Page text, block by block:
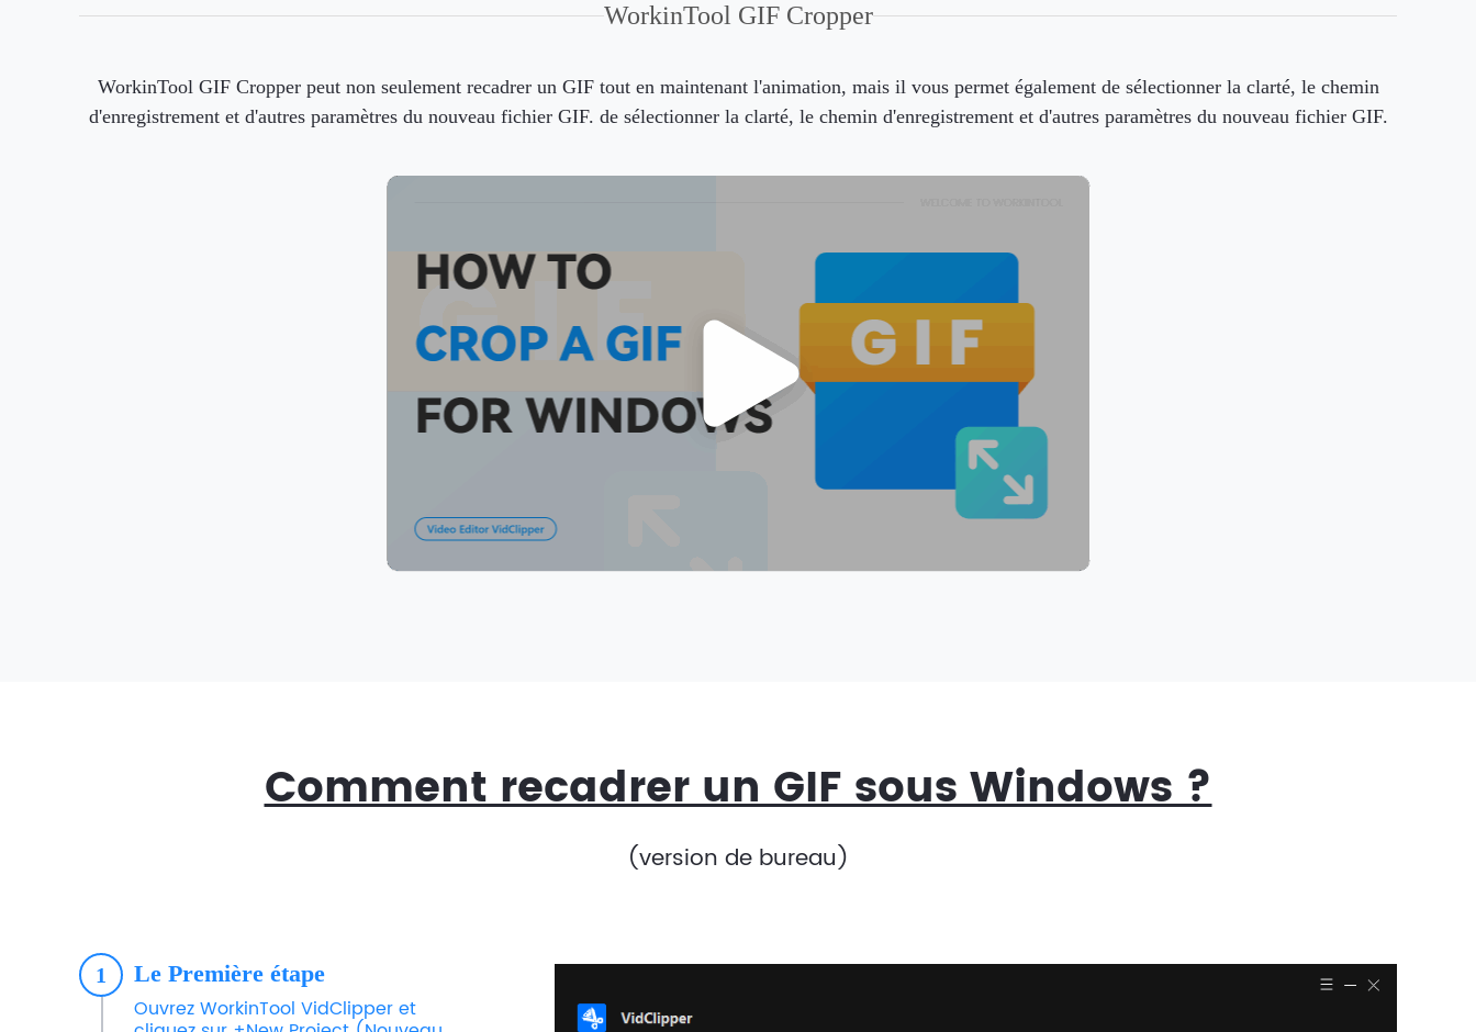
WorkinTool GIF Cropper
WorkinTool GIF Cropper peut non seulement recadrer un GIF tout en maintenant l'animation, mais il vous permet également de sélectionner la clarté, le chemin
d'enregistrement et d'autres paramètres du nouveau fichier GIF. de sélectionner la clarté, le chemin d'enregistrement et d'autres paramètres du nouveau fichier GIF.
Comment recadrer un GIF sous Windows ?
(version de bureau)
1 Le Première étape
Ouvrez WorkinTool VidClipper et